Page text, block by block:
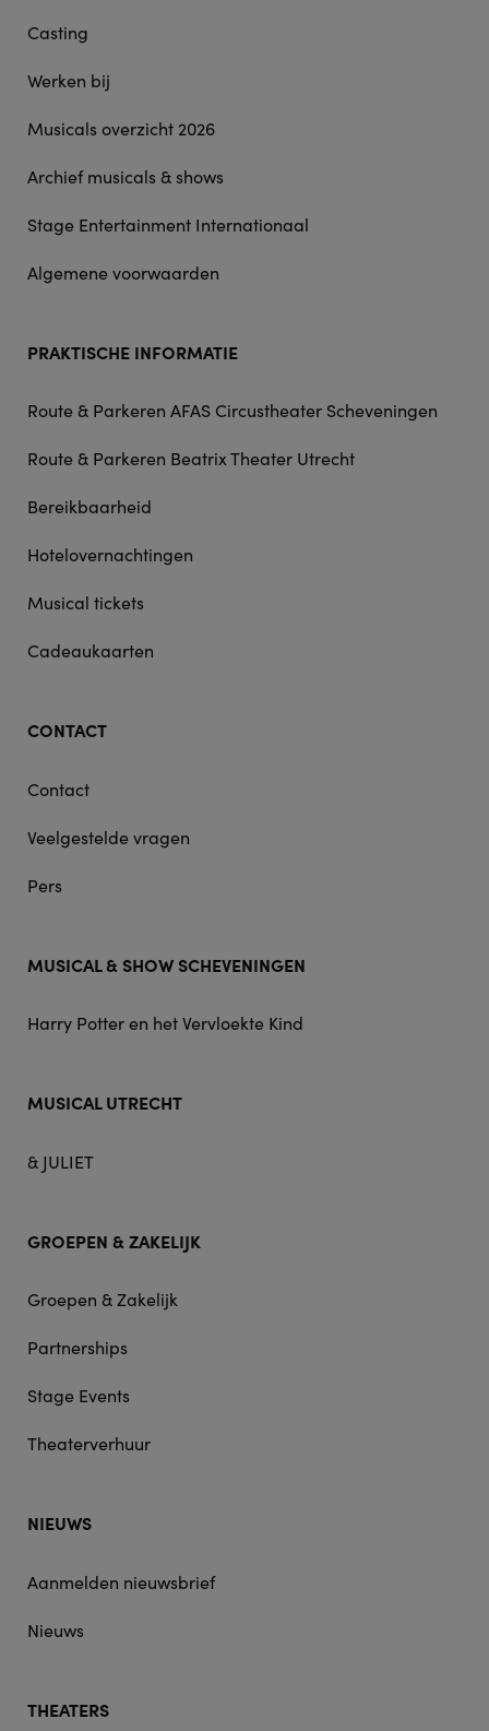
Casting
Werken bij
Musicals overzicht 2026
Archief musicals & shows
Stage Entertainment Internationaal
Algemene voorwaarden
PRAKTISCHE INFORMATIE
Route & Parkeren AFAS Circustheater Scheveningen
Route & Parkeren Beatrix Theater Utrecht
Bereikbaarheid
Hotelovernachtingen
Musical tickets
Cadeaukaarten
CONTACT
Contact
Veelgestelde vragen
Pers
MUSICAL & SHOW SCHEVENINGEN
Harry Potter en het Vervloekte Kind
MUSICAL UTRECHT
& JULIET
GROEPEN & ZAKELIJK
Groepen & Zakelijk
Partnerships
Stage Events
Theaterverhuur
NIEUWS
Aanmelden nieuwsbrief
Nieuws
THEATERS